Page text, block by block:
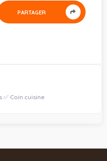
PARTAGER
✅ Coin cuisine